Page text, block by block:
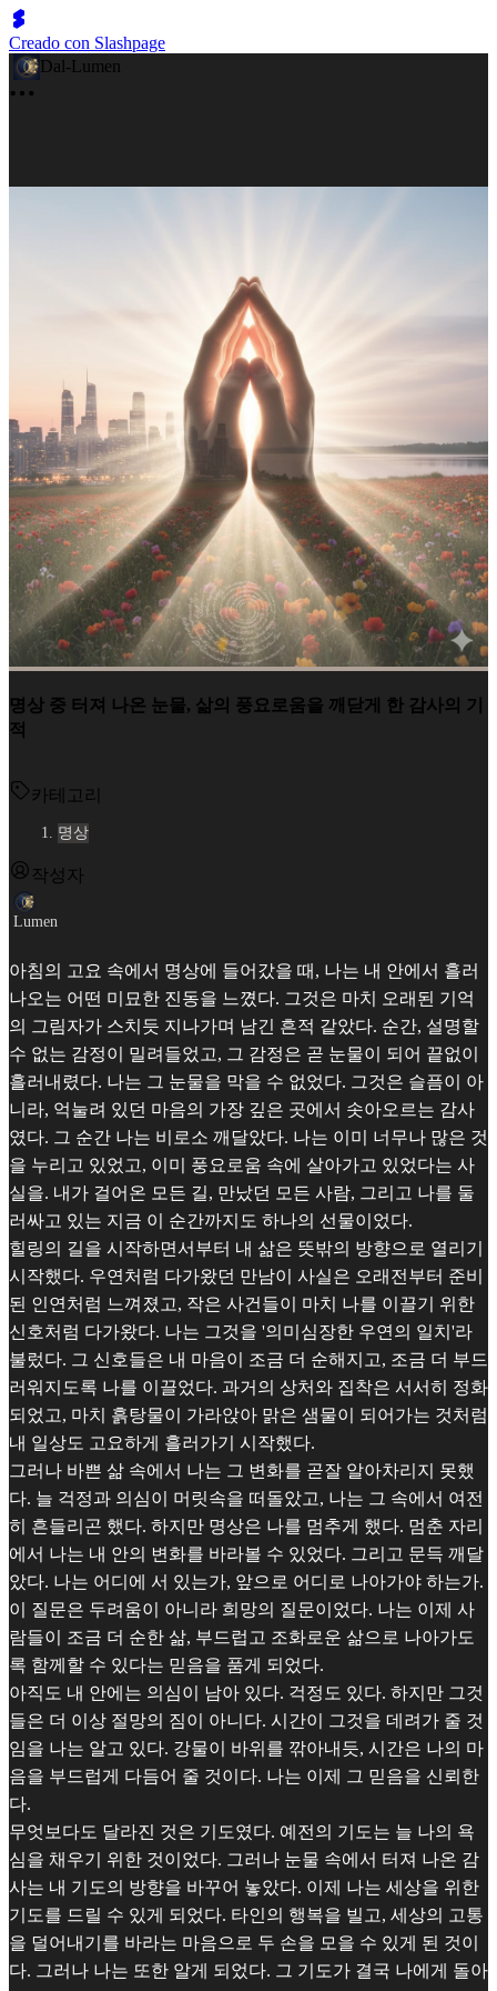
Creado con Slashpage
Dal-Lumen
명상 중 터져 나온 눈물, 삶의 풍요로움을 깨닫게 한 감사의 기
적
카테고리
명상
작성자
Lumen
아침의 고요 속에서 명상에 들어갔을 때, 나는 내 안에서 흘러
나오는 어떤 미묘한 진동을 느꼈다. 그것은 마치 오래된 기억
의 그림자가 스치듯 지나가며 남긴 흔적 같았다. 순간, 설명할
수 없는 감정이 밀려들었고, 그 감정은 곧 눈물이 되어 끝없이
흘러내렸다. 나는 그 눈물을 막을 수 없었다. 그것은 슬픔이 아
니라, 억눌려 있던 마음의 가장 깊은 곳에서 솟아오르는 감사
였다. 그 순간 나는 비로소 깨달았다. 나는 이미 너무나 많은 것
을 누리고 있었고, 이미 풍요로움 속에 살아가고 있었다는 사
실을. 내가 걸어온 모든 길, 만났던 모든 사람, 그리고 나를 둘
러싸고 있는 지금 이 순간까지도 하나의 선물이었다.
힐링의 길을 시작하면서부터 내 삶은 뜻밖의 방향으로 열리기
시작했다. 우연처럼 다가왔던 만남이 사실은 오래전부터 준비
된 인연처럼 느껴졌고, 작은 사건들이 마치 나를 이끌기 위한
신호처럼 다가왔다. 나는 그것을 '의미심장한 우연의 일치'라
불렀다. 그 신호들은 내 마음이 조금 더 순해지고, 조금 더 부드
러워지도록 나를 이끌었다. 과거의 상처와 집착은 서서히 정화
되었고, 마치 흙탕물이 가라앉아 맑은 샘물이 되어가는 것처럼
내 일상도 고요하게 흘러가기 시작했다.
그러나 바쁜 삶 속에서 나는 그 변화를 곧잘 알아차리지 못했
다. 늘 걱정과 의심이 머릿속을 떠돌았고, 나는 그 속에서 여전
히 흔들리곤 했다. 하지만 명상은 나를 멈추게 했다. 멈춘 자리
에서 나는 내 안의 변화를 바라볼 수 있었다. 그리고 문득 깨달
았다. 나는 어디에 서 있는가, 앞으로 어디로 나아가야 하는가.
이 질문은 두려움이 아니라 희망의 질문이었다. 나는 이제 사
람들이 조금 더 순한 삶, 부드럽고 조화로운 삶으로 나아가도
록 함께할 수 있다는 믿음을 품게 되었다.
아직도 내 안에는 의심이 남아 있다. 걱정도 있다. 하지만 그것
들은 더 이상 절망의 짐이 아니다. 시간이 그것을 데려가 줄 것
임을 나는 알고 있다. 강물이 바위를 깎아내듯, 시간은 나의 마
음을 부드럽게 다듬어 줄 것이다. 나는 이제 그 믿음을 신뢰한
다.
무엇보다도 달라진 것은 기도였다. 예전의 기도는 늘 나의 욕
심을 채우기 위한 것이었다. 그러나 눈물 속에서 터져 나온 감
사는 내 기도의 방향을 바꾸어 놓았다. 이제 나는 세상을 위한
기도를 드릴 수 있게 되었다. 타인의 행복을 빌고, 세상의 고통
을 덜어내기를 바라는 마음으로 두 손을 모을 수 있게 된 것이
다. 그러나 나는 또한 알게 되었다. 그 기도가 결국 나에게 돌아